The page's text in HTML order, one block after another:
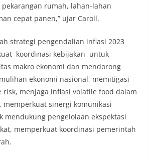
rumah, lahan-lahan
cepat panen,” ujar Caroll.
strategi pengendalian inflasi 2023
koordinasi kebijakan untuk
makro ekonomi dan mendorong
ekonomi nasional, memitigasi
risk, menjaga inflasi volatile food dalam
memperkuat sinergi komunikasi
mendukung pengelolaan ekspektasi
memperkuat koordinasi pemerintah